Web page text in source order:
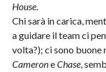
House.
Chi sarà in carica,
a guidare il team ci
volta?); ci sono buone
CameroneChase,